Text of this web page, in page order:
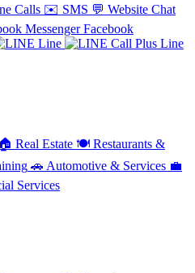
Calls ✉️ SMS 💬 Website Chat
Facebook
Line
Line
🏠 Real Estate 🍽️ Restaurants &
🚗 Automotive & Services 💼
Services